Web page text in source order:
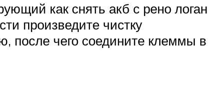
как снять акб с рено логан
произведите чистку
после чего соедините клеммы в